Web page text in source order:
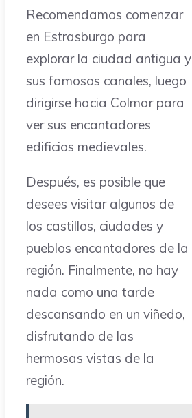
Recomendamos comenzar
en Estrasburgo para
explorar la ciudad antigua y
sus famosos canales, luego
dirigirse hacia Colmar para
ver sus encantadores
edificios medievales.
Después, es posible que
desees visitar algunos de
los castillos, ciudades y
pueblos encantadores de la
región. Finalmente, no hay
nada como una tarde
descansando en un viñedo,
disfrutando de las
hermosas vistas de la
región.